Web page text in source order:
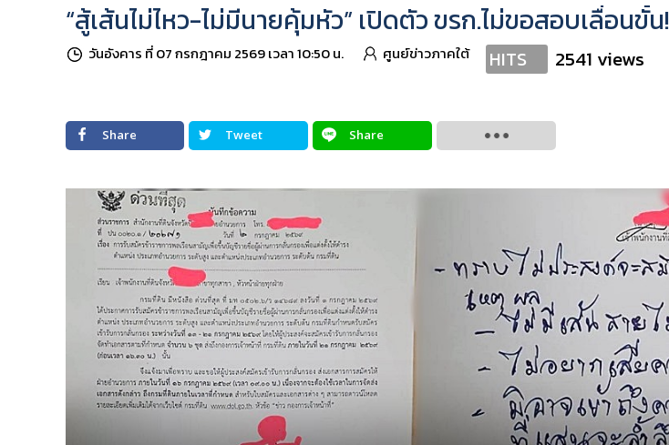
“สู้เส้นไม่ไหว-ไม่มีนายคุ้มหัว” เปิดตัว ขรก.ไม่ขอสอบเลื่อนขั้น!
วันอังคาร ที่ 07 กรกฎาคม 2569 เวลา 10:50 น. ศูนย์ข่าวภาคใต้ HITS 2541 views
Share Tweet Share